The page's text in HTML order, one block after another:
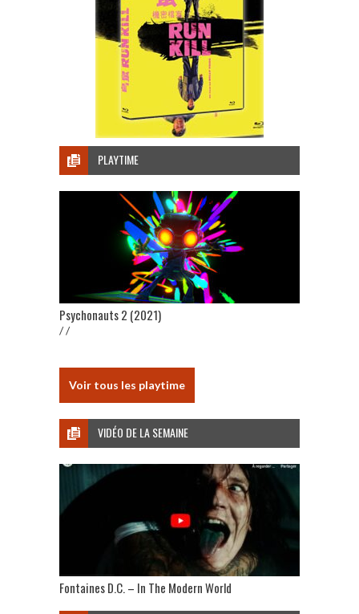
PLAYTIME
Psychonauts 2 (2021)
/ /
Voir tous les playtime
VIDÉO DE LA SEMAINE
Fontaines D.C. – In The Modern World